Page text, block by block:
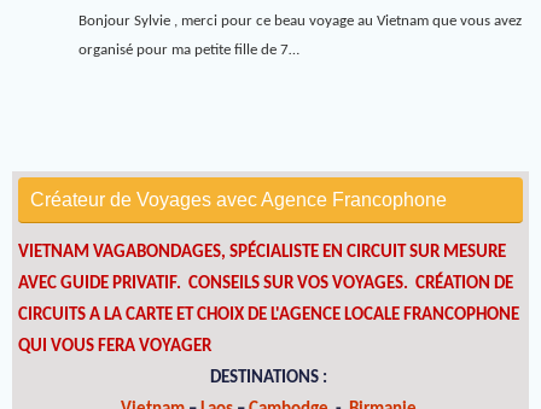
Bonjour Sylvie , merci pour ce beau voyage au Vietnam que vous avez
organisé pour ma petite fille de 7…
Créateur de Voyages avec Agence Francophone
VIETNAM VAGABONDAGES, SPÉCIALISTE EN CIRCUIT SUR MESURE
AVEC GUIDE PRIVATIF. CONSEILS SUR VOS VOYAGES. CRÉATION DE
CIRCUITS A LA CARTE ET CHOIX DE L'AGENCE LOCALE FRANCOPHONE
QUI VOUS FERA VOYAGER
DESTINATIONS :